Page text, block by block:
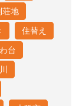
荘地
住替え
台